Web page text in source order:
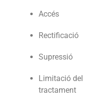
Accés
Rectificació
Supressió
Limitació del
tractament